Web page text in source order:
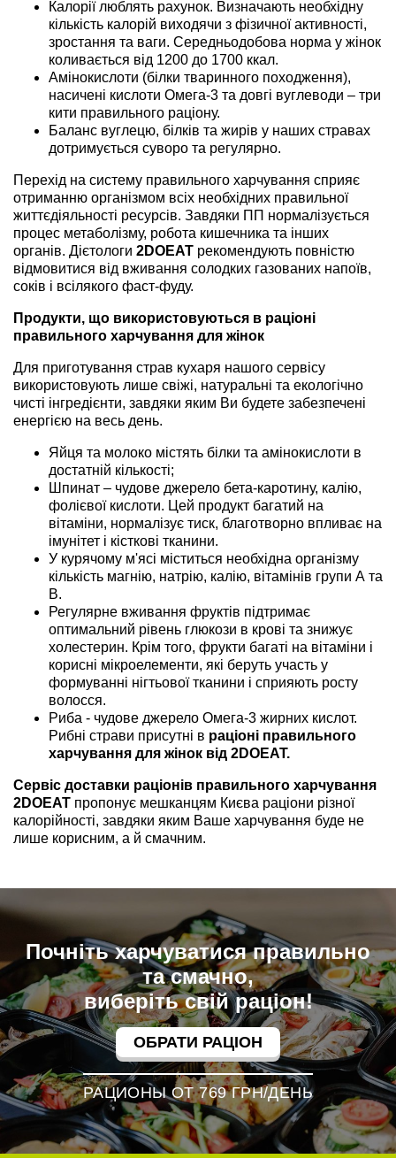
Калорії люблять рахунок. Визначають необхідну
кількість калорій виходячи з фізичної активності,
зростання та ваги. Середньодобова норма у жінок
коливається від 1200 до 1700 ккал.
Амінокислоти (білки тваринного походження),
насичені кислоти Омега-3 та довгі вуглеводи – три
кити правильного раціону.
Баланс вуглецю, білків та жирів у наших стравах
дотримується суворо та регулярно.
Перехід на систему правильного харчування сприяє
отриманню організмом всіх необхідних правильної
життєдіяльності ресурсів. Завдяки ПП нормалізується
процес метаболізму, робота кишечника та інших
органів. Дієтологи 2DOEAT рекомендують повністю
відмовитися від вживання солодких газованих напоїв,
соків і всілякого фаст-фуду.
Продукти, що використовуються в раціоні
правильного харчування для жінок
Для приготування страв кухаря нашого сервісу
використовують лише свіжі, натуральні та екологічно
чисті інгредієнти, завдяки яким Ви будете забезпечені
енергією на весь день.
Яйця та молоко містять білки та амінокислоти в
достатній кількості;
Шпинат – чудове джерело бета-каротину, калію,
фолієвої кислоти. Цей продукт багатий на
вітаміни, нормалізує тиск, благотворно впливає на
імунітет і кісткові тканини.
У курячому м'ясі міститься необхідна організму
кількість магнію, натрію, калію, вітамінів групи А та
В.
Регулярне вживання фруктів підтримає
оптимальний рівень глюкози в крові та знижує
холестерин. Крім того, фрукти багаті на вітаміни і
корисні мікроелементи, які беруть участь у
формуванні нігтьової тканини і сприяють росту
волосся.
Риба - чудове джерело Омега-3 жирних кислот.
Рибні страви присутні в раціоні правильного
харчування для жінок від 2DOEAT.
Сервіс доставки раціонів правильного харчування
2DOEAT пропонує мешканцям Києва раціони різної
калорійності, завдяки яким Ваше харчування буде не
лише корисним, а й смачним.
Почніть харчуватися правильно
та смачно,
виберіть свій раціон!
ОБРАТИ РАЦІОН
РАЦИОНЫ ОТ 769 ГРН/ДЕНЬ